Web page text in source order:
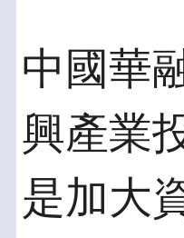
中國華
興產業
是加大